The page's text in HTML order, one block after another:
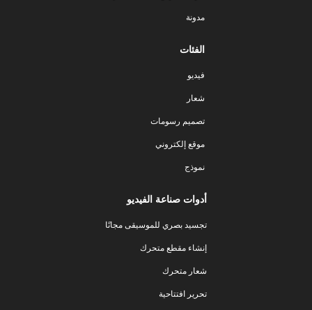
مدونة
الفئات
فيديو
شعار
تصميم رسومات
موقع إلكتروني
نموذج
أدوات صناعة الفيديو
تجسيد بصري للموسيقى مجانًا
إنشاء مقطع متحرك
شعار متحرك
تحرير افتتاحية